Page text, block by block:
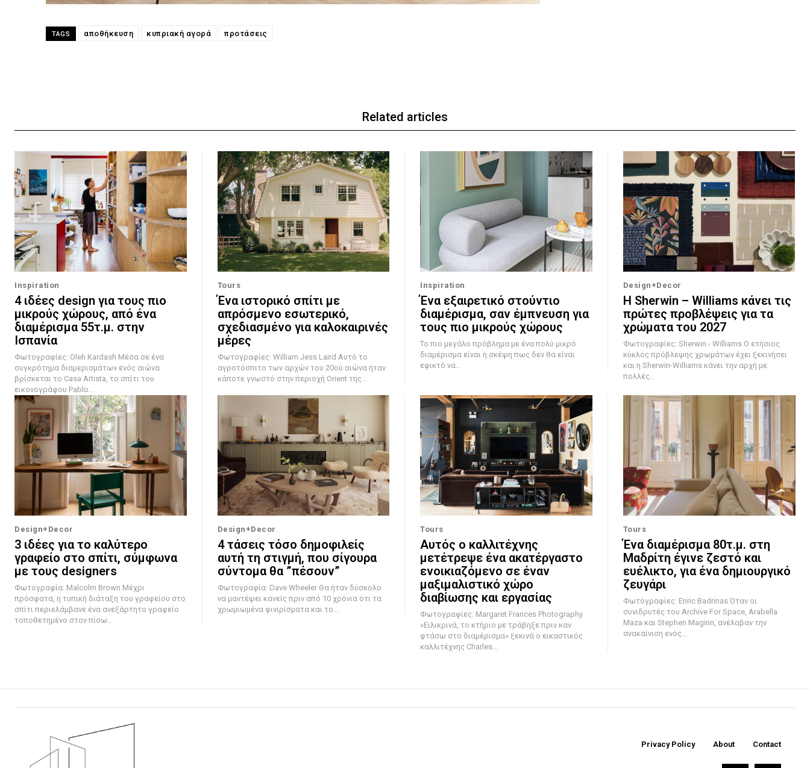
TAGS αποθήκευση κυπριακή αγορά προτάσεις
Related articles
Inspiration
4 ιδέες design για τους πιο
μικρούς χώρους, από ένα
διαμέρισμα 55τ.μ. στην
Ισπανία
Φωτογραφίες: Oleh Kardash Μέσα σε ένα
συγκρότημα διαμερισμάτων ενός αιώνα
βρίσκεται το Casa Artista, το σπίτι του
εικονογράφου Pablo...
Tours
Ένα ιστορικό σπίτι με
απρόσμενο εσωτερικό,
σχεδιασμένο για καλοκαιρινές
μέρες
Φωτογραφίες: William Jess Laird Αυτό το
αγροτόσπιτο των αρχών του 20ού αιώνα ήταν
κάποτε γνωστό στην περιοχή Orient της...
Inspiration
Ένα εξαιρετικό στούντιο
διαμέρισμα, σαν έμπνευση για
τους πιο μικρούς χώρους
Το πιο μεγάλο πρόβλημα με ένα πολύ μικρό
διαμέρισμα είναι η σκέψη πως δεν θα είναι
εφικτό να...
Design+Decor
Η Sherwin – Williams κάνει τις
πρώτες προβλέψεις για τα
χρώματα του 2027
Φωτογραφίες: Sherwin - Williams Ο ετήσιος
κύκλος πρόβλεψης χρωμάτων έχει ξεκινήσει
και η Sherwin-Williams κάνει την αρχή με
πολλές...
Design+Decor
3 ιδέες για το καλύτερο
γραφείο στο σπίτι, σύμφωνα
με τους designers
Φωτογραφία: Malcolm Brown Μέχρι
πρόσφατα, η τυπική διάταξη του γραφείου στο
σπίτι περιελάμβανε ένα ανεξάρτητο γραφείο
τοποθετημένο στον πίσω...
Design+Decor
4 τάσεις τόσο δημοφιλείς
αυτή τη στιγμή, που σίγουρα
σύντομα θα ”πέσουν”
Φωτογραφία: Dave Wheeler Θα ήταν δύσκολο
να μαντέψει κανείς πριν από 10 χρόνια ότι τα
χρωμιωμένα φινιρίσματα και το...
Tours
Αυτός ο καλλιτέχνης
μετέτρεψε ένα ακατέργαστο
ενοικιαζόμενο σε έναν
μαξιμαλιστικό χώρο
διαβίωσης και εργασίας
Φωτογραφίες: Margaret Frances Photography
«Ειλικρινά, το κτήριο με τράβηξε πριν καν
φτάσω στο διαμέρισμα» ξεκινά ο εικαστικός
καλλιτέχνης Charles...
Tours
Ένα διαμέρισμα 80τ.μ. στη
Μαδρίτη έγινε ζεστό και
ευέλικτο, για ένα δημιουργικό
ζευγάρι
Φωτογραφίες: Enric Badrinas Όταν οι
συνιδρυτές του Archive For Space, Arabella
Maza και Stephen Maginn, ανέλαβαν την
ανακαίνιση ενός...
Privacy Policy About Contact